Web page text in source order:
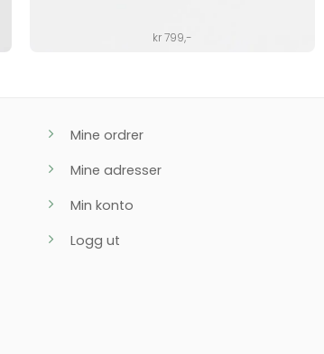
kr799,-
Mine ordrer
Mine adresser
Min konto
Logg ut